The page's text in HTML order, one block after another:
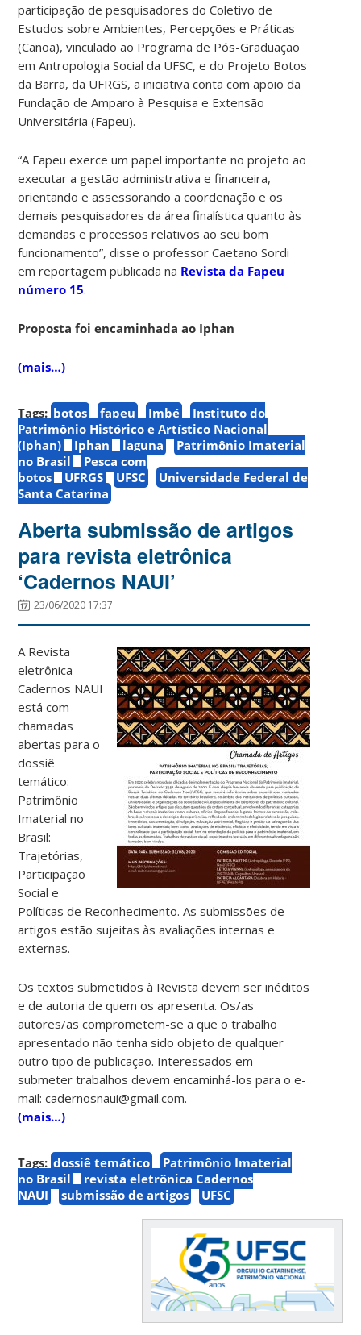
participação de pesquisadores do Coletivo de
Estudos sobre Ambientes, Percepções e Práticas
(Canoa), vinculado ao Programa de Pós-Graduação
em Antropologia Social da UFSC, e do Projeto Botos
da Barra, da UFRGS, a iniciativa conta com apoio da
Fundação de Amparo à Pesquisa e Extensão
Universitária (Fapeu).
“A Fapeu exerce um papel importante no projeto ao
executar a gestão administrativa e financeira,
orientando e assessorando a coordenação e os
demais pesquisadores da área finalística quanto às
demandas e processos relativos ao seu bom
funcionamento”, disse o professor Caetano Sordi
em reportagem publicada na Revista da Fapeu
número 15.
Proposta foi encaminhada ao Iphan
(mais…)
Tags: botos fapeu Imbé
Instituto do
Patrimônio Histórico e Artístico Nacional
(Iphan)
Iphan laguna
Patrimônio Imaterial
no Brasil
Pesca com
botos
UFRGS UFSC
Universidade Federal de
Santa Catarina
Aberta submissão de artigos
para revista eletrônica
‘Cadernos NAUI’
23/06/2020 17:37
A Revista
eletrônica
Cadernos NAUI
está com
chamadas
abertas para o
dossiê
temático:
Patrimônio
Imaterial no
Brasil:
Trajetórias,
Participação
Social e
Políticas de Reconhecimento. As submissões de
artigos estão sujeitas às avaliações internas e
externas.
Os textos submetidos à Revista devem ser inéditos
e de autoria de quem os apresenta. Os/as
autores/as comprometem-se a que o trabalho
apresentado não tenha sido objeto de qualquer
outro tipo de publicação. Interessados em
submeter trabalhos devem encaminhá-los para o e-
mail: cadernosnaui@gmail.com.
(mais…)
Tags: dossiê temático
Patrimônio Imaterial
no Brasil
revista eletrônica Cadernos
NAUI
submissão de artigos UFSC